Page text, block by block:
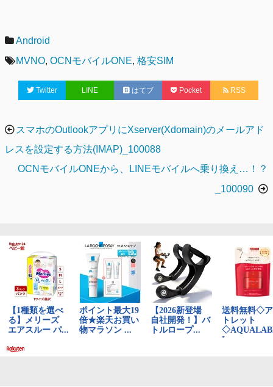
カ
テ
ゴ
リ
Android
タ
グ
MVNO, OCNモバイルONE, 格安SIM
Twitter LINE はてブ Pocket RSS
投
稿
シ
スマホのOutlookアプリにXserver(Xdomain)のメールアド
レスを設定する方法(IMAP)_100088
OCNモバイルONEから、LINEモバイルへ乗り換え…！？
_100090